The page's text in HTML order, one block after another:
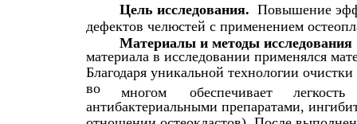
Цель исследования. Повышение
дефектов челюстей с применением
Материалы и методы исследования
материала в исследовании применялся
Благодаря уникальной технологии
во
многом обеспечивает
легкость
антибактериальными препаратами,